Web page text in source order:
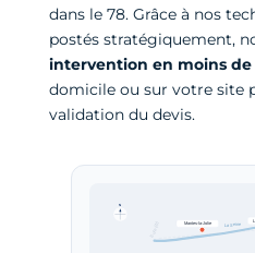
dans le 78. Grâce à nos
postés stratégiquement,
intervention en moins
domicile ou sur votre site
validation du devis.